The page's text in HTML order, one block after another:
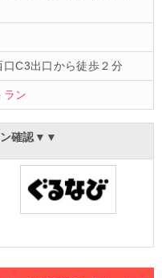
口C3出口から徒歩２分
ラン
確認▼▼